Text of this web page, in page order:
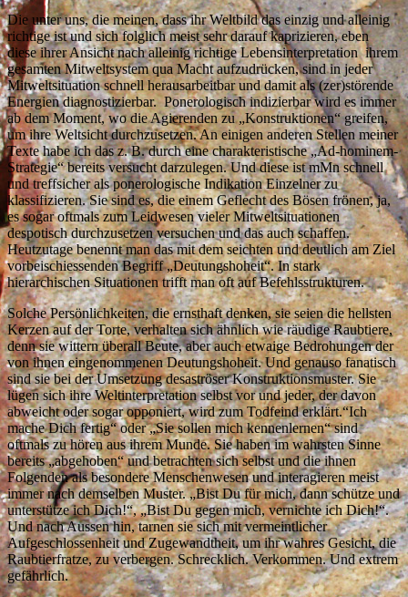
Die unter uns, die meinen, dass ihr Weltbild das einzig und alleinig
richtige ist und sich folglich meist sehr darauf kaprizieren, eben
diese ihrer Ansicht nach alleinig richtige Lebensinterpretation ihrem
gesamten Mitweltsystem qua Macht aufzudrücken, sind in jeder
Mitweltsituation schnell herausarbeitbar und damit als (zer)störende
Energien diagnostizierbar. Ponerologisch indizierbar wird es immer
ab dem Moment, wo die Agierenden zu „Konstruktionen“ greifen,
um ihre Weltsicht durchzusetzen. An einigen anderen Stellen meiner
Texte habe ich das z. B. durch eine charakteristische „Ad-hominem-
Strategie“ bereits versucht darzulegen. Und diese ist mMn schnell
und treffsicher als ponerologische Indikation Einzelner zu
klassifizieren. Sie sind es, die einem Geflecht des Bösen frönen, ja,
es sogar oftmals zum Leidwesen vieler Mitweltsituationen
despotisch durchzusetzen versuchen und das auch schaffen.
Heutzutage benennt man das mit dem seichten und deutlich am Ziel
vorbeischiessenden Begriff „Deutungshoheit“. In stark
hierarchischen Situationen trifft man oft auf Befehlsstrukturen.
Solche Persönlichkeiten, die ernsthaft denken, sie seien die hellsten
Kerzen auf der Torte, verhalten sich ähnlich wie räudige Raubtiere,
denn sie wittern überall Beute, aber auch etwaige Bedrohungen der
von ihnen eingenommenen Deutungshoheit. Und genauso fanatisch
sind sie bei der Umsetzung desaströser Konstruktionsmuster. Sie
lügen sich ihre Weltinterpretation selbst vor und jeder, der davon
abweicht oder sogar opponiert, wird zum Todfeind erklärt.“Ich
mache Dich fertig“ oder „Sie sollen mich kennenlernen“ sind
oftmals zu hören aus ihrem Munde. Sie haben im wahrsten Sinne
bereits „abgehoben“ und betrachten sich selbst und die ihnen
Folgenden als besondere Menschenwesen und interagieren meist
immer nach demselben Muster. „Bist Du für mich, dann schütze und
unterstütze ich Dich!“, „Bist Du gegen mich, vernichte ich Dich!“.
Und nach Aussen hin, tarnen sie sich mit vermeintlicher
Aufgeschlossenheit und Zugewandtheit, um ihr wahres Gesicht, die
Raubtierfratze, zu verbergen. Schrecklich. Verkommen. Und extrem
gefährlich.